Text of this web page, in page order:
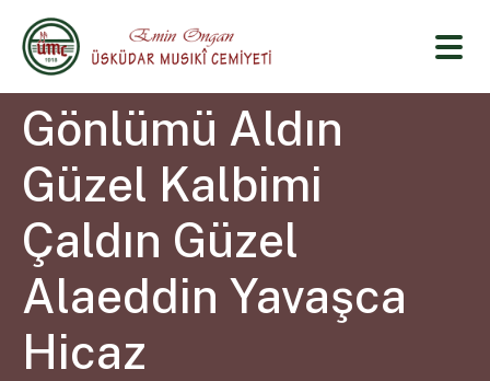
Gönlümü Aldın
Güzel Kalbimi
Çaldın Güzel
Alaeddin Yavaşca
Hicaz